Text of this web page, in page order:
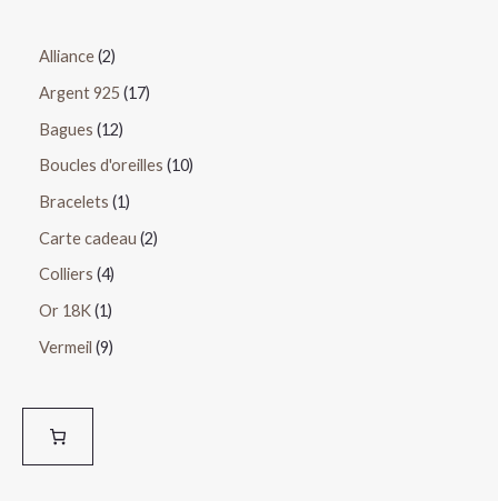
Alliance 2
Argent 925 17
Bagues 12
Boucles d'oreilles 10
Bracelets 1
Carte cadeau 2
Colliers 4
Or 18K 1
Vermeil 9